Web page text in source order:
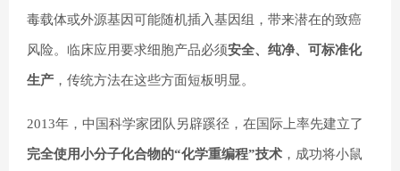
毒载体或外源基因可能随机插入基因组，带来潜在的致癌
风险。临床应用要求细胞产品必须安全、纯净、可标准化
生产 ，传统方法在这些方面短板明显。
2013年，中国科学家团队另辟蹊径，在国际上率先建立了
完全使用小分子化合物的“化学重编程”技术 ，成功将小鼠